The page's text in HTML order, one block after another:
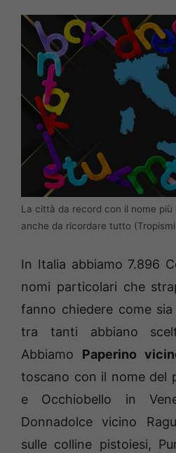
La città da record con il nome
anche da ricordare tutto
In Italia abbiamo 7.896
nomi particolari che
fanno chiedere come
tra tanti abbiano
Abbiamo Paperino
toscano con il nome del
e Occhiobello in
Donnadolce vicino
sulle colline pistoiesi,